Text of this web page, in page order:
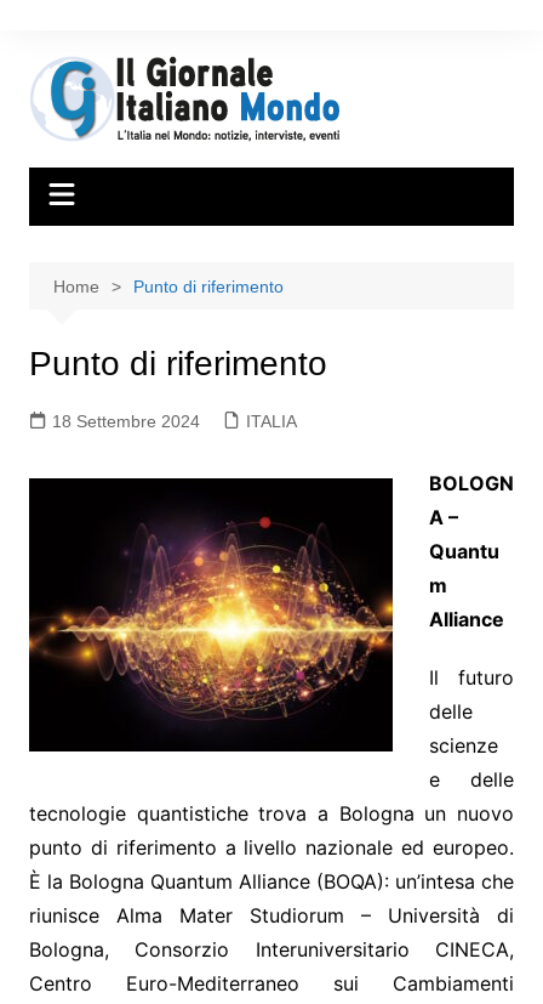
Home Punto di riferimento
Punto di riferimento
18 Settembre 2024 ITALIA
BOLOGN
A –
Quantu
m
Alliance
Il futuro
delle
scienze
e delle
tecnologie quantistiche trova a Bologna un nuovo
punto di riferimento a livello nazionale ed europeo.
È la Bologna Quantum Alliance (BOQA): un’intesa che
riunisce Alma Mater Studiorum – Università di
Bologna, Consorzio Interuniversitario CINECA,
Centro Euro-Mediterraneo sui Cambiamenti